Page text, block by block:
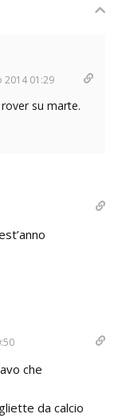
2014 01:29
su marte.
che
da calcio